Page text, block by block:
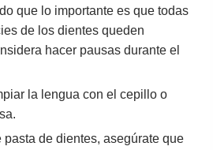
que lo importante es que todas
de los dientes queden
hacer pausas durante el
la lengua con el cepillo o
pasta de dientes, asegúrate que